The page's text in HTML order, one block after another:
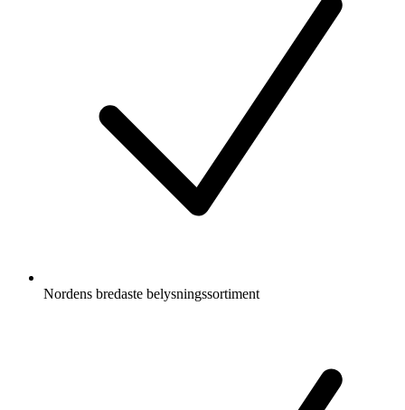
Nordens bredaste belysningssortiment